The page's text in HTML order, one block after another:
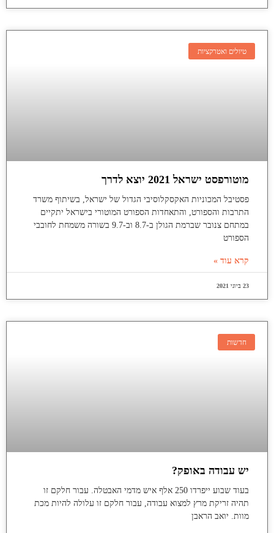
טיולים ואטרקציות
מוטורפסט ישראל 2021 יוצא לדרך
פסטיבל המכוניות האקסקלוסיבי הגדול של ישראל, בשיתוף משרד
התרבות והספורט, והתאחדות הספורט המוטורי בישראל יתקיים
במתחם צנובר שברמת הגולן ב-8.7 וב-9.7 בשורה משמחת לחובבי
הספורט
קרא עוד »
23 ביוני 2021
חדשות
יש עבודה באופק?
בעוד שבוע ייפרדו 250 אלף איש מדמי האבטלה. עבור חלקם זו
תהיה זריקת מרץ למצוא עבודה, עבור חלקם זו עלולה להיות מכת
מוות. יואב הראבן